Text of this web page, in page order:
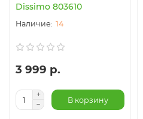
Dissimo 803610
14
3 999 р.
В корзину